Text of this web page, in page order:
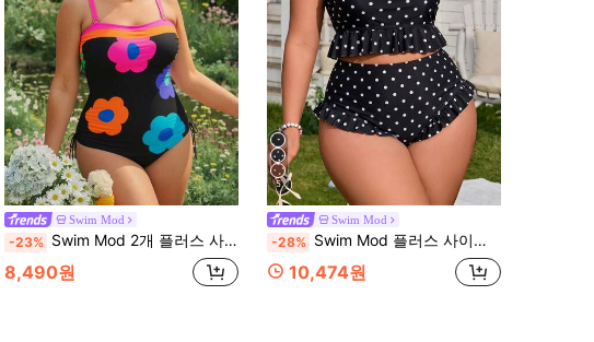
Swim Mod
-23% Swim Mod 2개 플러스 사이즈 여성 플로럴 프린트 블랙 베이스 홀터 탱키니 탑과 끈 장식 하이웨이스트 하의, 여름 해변 여행
8,490원
5
Swim Mod
-28% Swim Mod 플러스 사이즈 여성 캐주얼 잔꽃 무늬 세트
10,474원